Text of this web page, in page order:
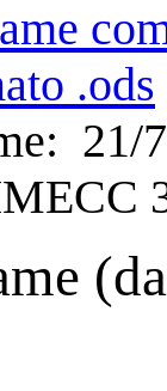
.ods
21/